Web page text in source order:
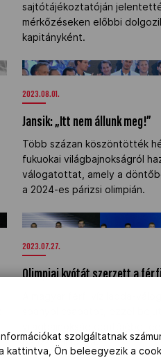
sajtótájékoztatóján
mérkőzéseken előbbi
kapitányként.
Jansik: „Itt nem állunk meg!”"
2023.08.01.
Jansik: „Itt nem állunk meg!”
Több százan köszöntötték
fukuokai világbajnokságról
válogatottat, amely a
a 2024-es párizsi olimpián.
Olimpiai kvótát szerzett a
2023.07.27.
Olimpiai kvótát szerzett a
A magyar férfi vízilabda-
világbajnokság döntőjébe,
párizsi olimpiára.
szolgáltatnak
Ön beleegyezik a